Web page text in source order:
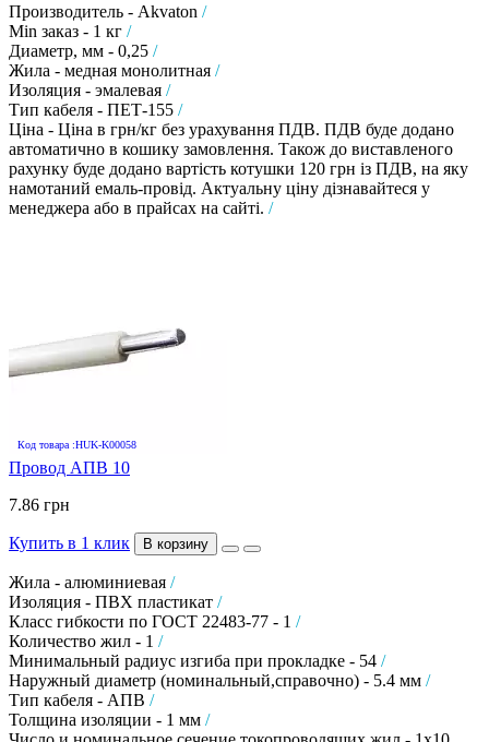
Производитель - Akvaton /
Min заказ - 1 кг /
Диаметр, мм - 0,25 /
Жила - медная монолитная /
Изоляция - эмалевая /
Тип кабеля - ПЕТ-155 /
Ціна - Ціна в грн/кг без урахування ПДВ. ПДВ буде додано
автоматично в кошику замовлення. Також до виставленого
рахунку буде додано вартість котушки 120 грн із ПДВ, на яку
намотаний емаль-провід. Актуальну ціну дізнавайтеся у
менеджера або в прайсах на сайті. /
Код товара :HUK-K00058
Провод АПВ 10
7.86 грн
Купить в 1 клик В корзину
Жила - алюминиевая /
Изоляция - ПВХ пластикат /
Класс гибкости по ГОСТ 22483-77 - 1 /
Количество жил - 1 /
Минимальный радиус изгиба при прокладке - 54 /
Наружный диаметр (номинальный,справочно) - 5.4 мм /
Тип кабеля - АПВ /
Толщина изоляции - 1 мм /